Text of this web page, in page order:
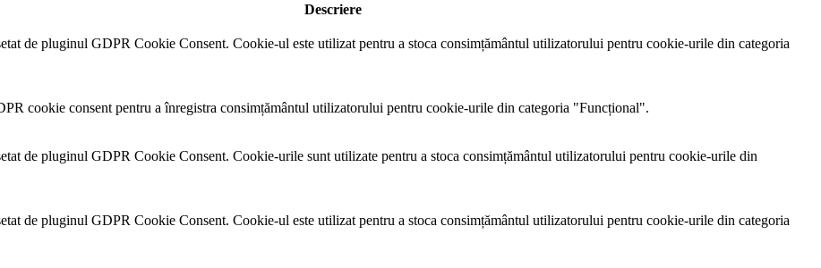
Descriere
de pluginul GDPR Cookie Consent. Cookie-ul este utilizat pentru a stoca consimțământul utilizatorului pentru cookie-urile din categoria
cookie consent pentru a înregistra consimțământul utilizatorului pentru cookie-urile din categoria "Funcțional".
de pluginul GDPR Cookie Consent. Cookie-urile sunt utilizate pentru a stoca consimțământul utilizatorului pentru cookie-urile din
de pluginul GDPR Cookie Consent. Cookie-ul este utilizat pentru a stoca consimțământul utilizatorului pentru cookie-urile din categoria